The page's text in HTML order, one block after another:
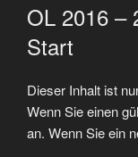
OL 2016 –
Start
Dieser Inhalt ist
Wenn Sie einen
an. Wenn Sie ein